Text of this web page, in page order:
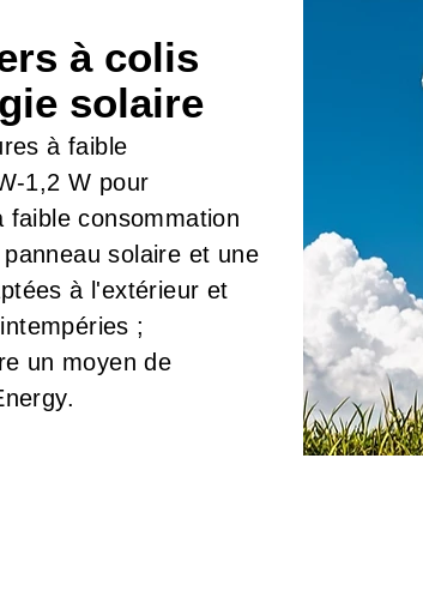
à colis
solaire
à faible
1,2 W pour
consommation
solaire et une
à l'extérieur et
;
un moyen de